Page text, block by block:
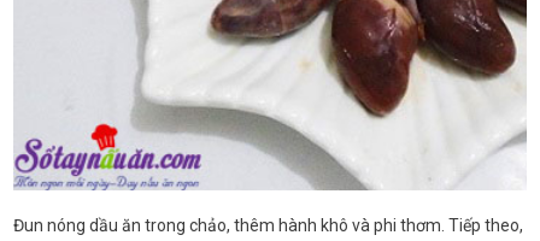
Đun nóng dầu ăn trong chảo, thêm hành khô và phi thơm. Tiếp theo,